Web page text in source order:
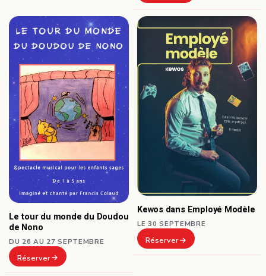
Le tour du monde du Doudou
de Nono
DU 26 AU 27 SEPTEMBRE
Réserver
Kewos dans Employé Modèle
LE 30 SEPTEMBRE
Réserver